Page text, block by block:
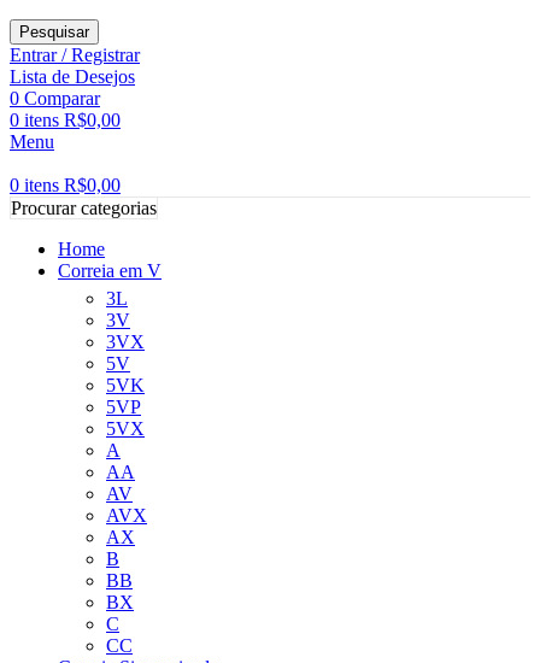
Pesquisar
Entrar / Registrar
Lista de Desejos
0 Comparar
0 itens R$0,00
Menu
0 itens R$0,00
Procurar categorias
Home
Correia em V
3L
3V
3VX
5V
5VK
5VP
5VX
A
AA
AV
AVX
AX
B
BB
BX
C
CC